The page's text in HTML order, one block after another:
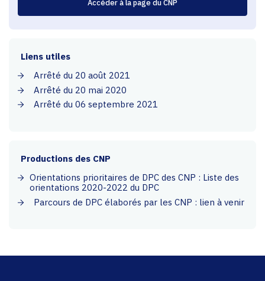
Liens utiles
Arrêté du 20 août 2021
Arrêté du 20 mai 2020
Arrêté du 06 septembre 2021
Productions des CNP
Orientations prioritaires de DPC des CNP : Liste des
orientations 2020-2022 du DPC
Parcours de DPC élaborés par les CNP : lien à venir